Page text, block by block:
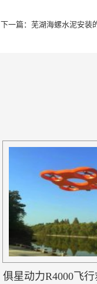
下一篇： 芜湖海螺水泥安装
俱星动力R4000飞